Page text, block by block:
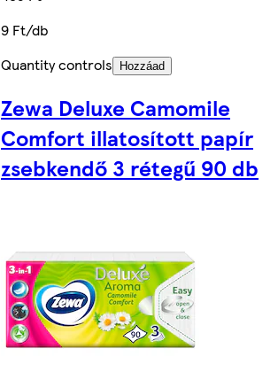
9 Ft/db
Quantity controls
Hozzáad
Zewa Deluxe Camomile
Comfort illatosított papír
zsebkendő 3 rétegű 90 db